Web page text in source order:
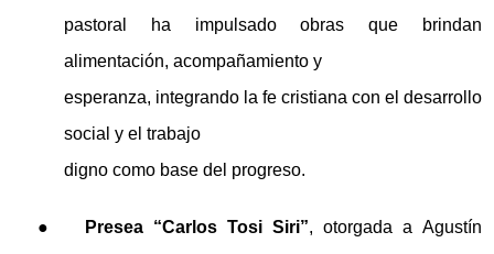
pastoral ha impulsado obras que brindan
alimentación, acompañamiento y
esperanza, integrando la fe cristiana con el desarrollo
social y el trabajo
digno como base del progreso.
● Presea “Carlos Tosi Siri”, otorgada a Agustín